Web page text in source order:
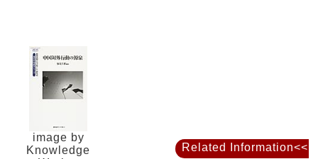
image by
Knowledge
Related Information<<